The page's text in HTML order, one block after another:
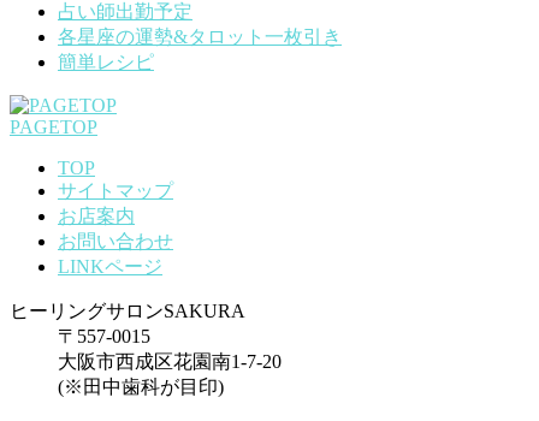
占い師出勤予定
各星座の運勢&タロット一枚引き
簡単レシピ
PAGETOP
TOP
サイトマップ
お店案内
お問い合わせ
LINKページ
ヒーリングサロンSAKURA
〒557-0015
大阪市西成区花園南1-7-20
(※田中歯科が目印)